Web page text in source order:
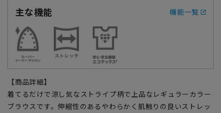
主な機能
機能一覧
【商品詳細】
着てるだけで涼し気なストライプ柄で上品なレギュラーカラー
ブラウスです。伸縮性のあるやわらかく肌触りの良いストレッ